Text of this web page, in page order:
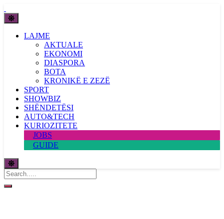
LAJME
AKTUALE
EKONOMI
DIASPORA
BOTA
KRONIKË E ZEZË
SPORT
SHOWBIZ
SHËNDETËSI
AUTO&TECH
KURIOZITETE
JOBS
GUIDE